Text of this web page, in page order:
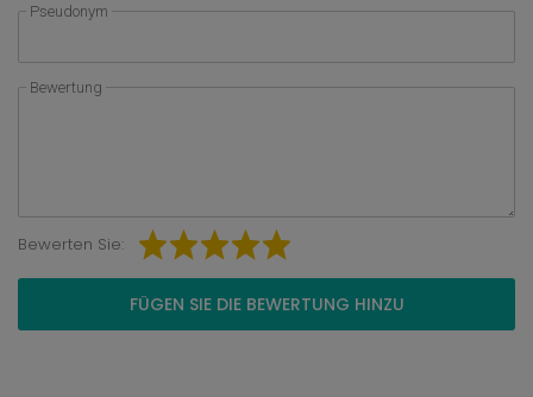
Pseudonym
Bewertung
Bewerten Sie:
FÜGEN SIE DIE BEWERTUNG HINZU